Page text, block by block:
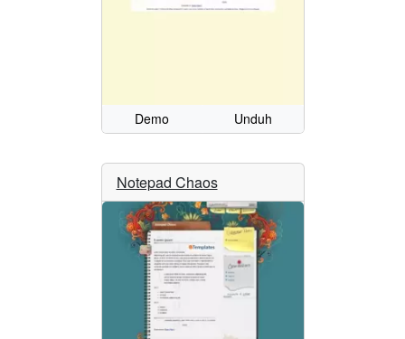
Demo Unduh
Notepad Chaos